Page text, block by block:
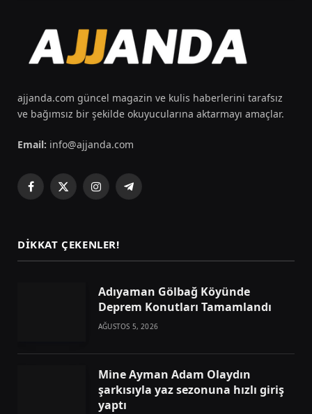
ajjanda.com güncel magazin ve kulis haberlerini tarafsız
ve bağımsız bir şekilde okuyucularına aktarmayı amaçlar.
Email: info@ajjanda.com
Facebook
X
InstagramTelegram
DIKKAT ÇEKENLER!
Adıyaman Gölbağ Köyünde
Deprem Konutları Tamamlandı
AĞUSTOS 5, 2026
Mine Ayman Adam Olaydın
şarkısıyla yaz sezonuna hızlı giriş
yaptı